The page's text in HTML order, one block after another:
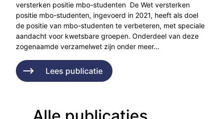
versterken positie mbo-studenten De Wet versterken
positie mbo-studenten, ingevoerd in 2021, heeft als doel
de positie van mbo-studenten te verbeteren, met speciale
aandacht voor kwetsbare groepen. Onderdeel van deze
zogenaamde verzamelwet zijn onder meer…
Lees publicatie